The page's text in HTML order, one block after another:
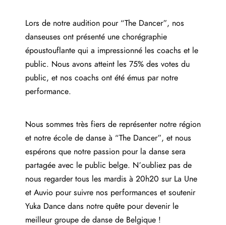
Lors de notre audition pour “The Dancer”, nos
danseuses ont présenté une chorégraphie
époustouflante qui a impressionné les coachs et le
public. Nous avons atteint les 75% des votes du
public, et nos coachs ont été émus par notre
performance.
Nous sommes très fiers de représenter notre région
et notre école de danse à “The Dancer”, et nous
espérons que notre passion pour la danse sera
partagée avec le public belge. N’oubliez pas de
nous regarder tous les mardis à 20h20 sur La Une
et Auvio pour suivre nos performances et soutenir
Yuka Dance dans notre quête pour devenir le
meilleur groupe de danse de Belgique !